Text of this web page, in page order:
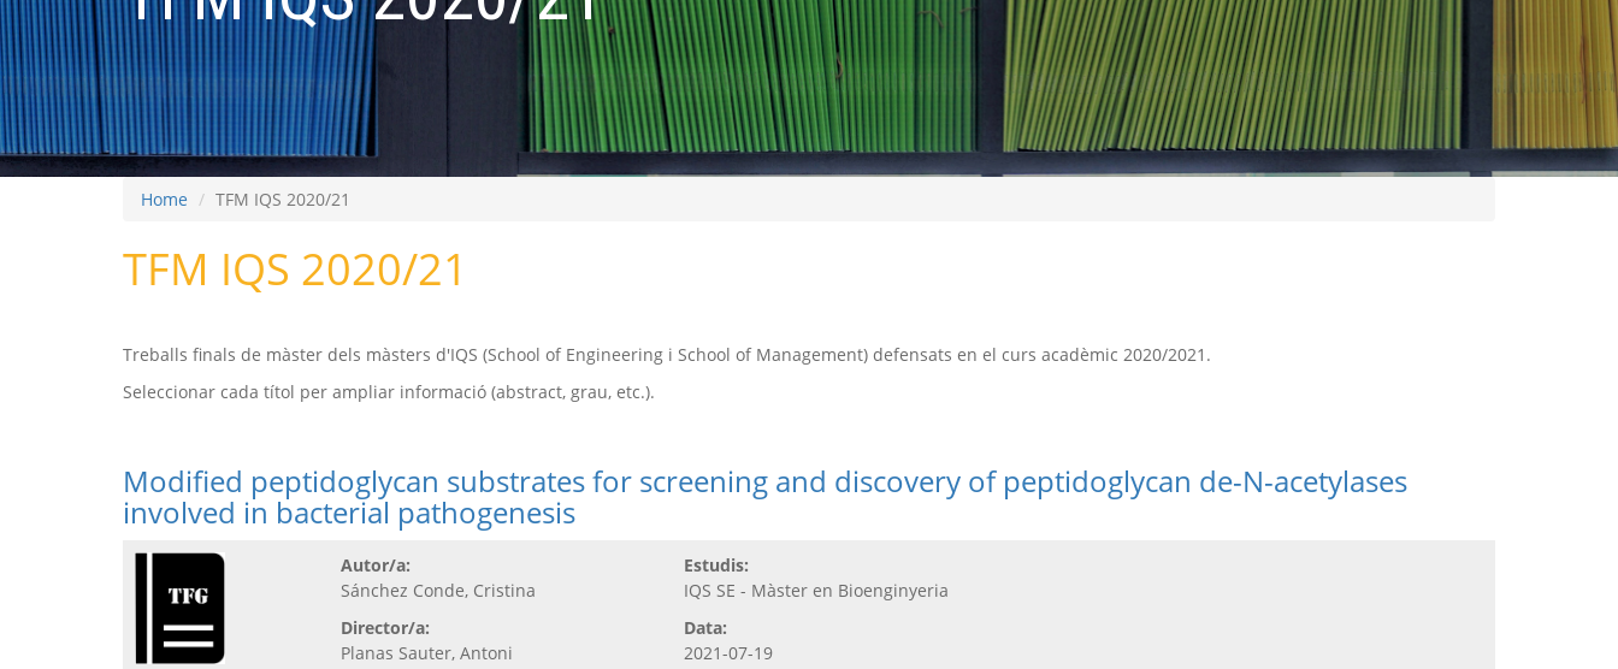
Home TFM IQS 2020/21
TFM IQS 2020/21
Treballs finals de màster dels màsters d'IQS (School of Engineering i School of Management) defensats en el curs acadèmic 2020/2021.
Seleccionar cada títol per ampliar informació (abstract, grau, etc.).
Modified peptidoglycan substrates for screening and discovery of peptidoglycan de-N-acetylases
involved in bacterial pathogenesis
Autor/a:
Sánchez Conde, Cristina
Director/a:
Planas Sauter, Antoni
Estudis:
IQS SE - Màster en Bioenginyeria
Data:
2021-07-19